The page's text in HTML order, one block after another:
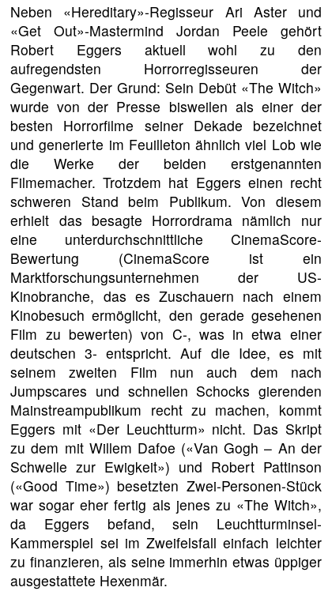
Neben «Hereditary»-Regisseur Ari Aster und
«Get Out»-Mastermind Jordan Peele gehört
Robert Eggers aktuell wohl zu den
aufregendsten Horrorregisseuren der
Gegenwart. Der Grund: Sein Debüt «The Witch»
wurde von der Presse bisweilen als einer der
besten Horrorfilme seiner Dekade bezeichnet
und generierte im Feuilleton ähnlich viel Lob wie
die Werke der beiden erstgenannten
Filmemacher. Trotzdem hat Eggers einen recht
schweren Stand beim Publikum. Von diesem
erhielt das besagte Horrordrama nämlich nur
eine unterdurchschnittliche CinemaScore-
Bewertung (CinemaScore ist ein
Marktforschungsunternehmen der US-
Kinobranche, das es Zuschauern nach einem
Kinobesuch ermöglicht, den gerade gesehenen
Film zu bewerten) von C-, was in etwa einer
deutschen 3- entspricht. Auf die Idee, es mit
seinem zweiten Film nun auch dem nach
Jumpscares und schnellen Schocks gierenden
Mainstreampublikum recht zu machen, kommt
Eggers mit «Der Leuchtturm» nicht. Das Skript
zu dem mit Willem Dafoe («Van Gogh – An der
Schwelle zur Ewigkeit») und Robert Pattinson
(«Good Time») besetzten Zwei-Personen-Stück
war sogar eher fertig als jenes zu «The Witch»,
da Eggers befand, sein Leuchtturminsel-
Kammerspiel sei im Zweifelsfall einfach leichter
zu finanzieren, als seine immerhin etwas üppiger
ausgestattete Hexenmär.